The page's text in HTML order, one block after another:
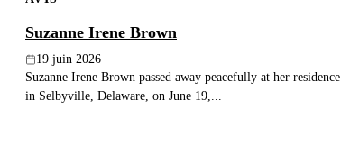
Suzanne Irene Brown
19 juin 2026
Suzanne Irene Brown passed away peacefully at her residence
in Selbyville, Delaware, on June 19,...